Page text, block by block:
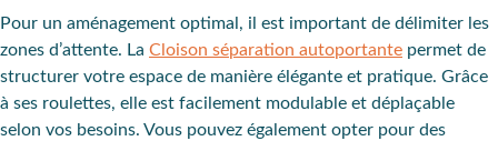
Pour un aménagement optimal, il est important de délimiter les
zones d’attente. La Cloison séparation autoportante permet de
structurer votre espace de manière élégante et pratique. Grâce
à ses roulettes, elle est facilement modulable et déplaçable
selon vos besoins. Vous pouvez également opter pour des